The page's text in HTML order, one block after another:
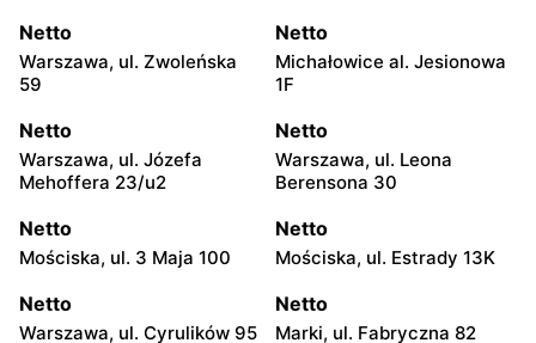
Netto
Warszawa, ul. Zwoleńska
59
Netto
Michałowice al. Jesionowa
1F
Netto
Warszawa, ul. Józefa
Mehoffera 23/u2
Netto
Warszawa, ul. Leona
Berensona 30
Netto
Mościska, ul. 3 Maja 100
Netto
Mościska, ul. Estrady 13K
Netto
Warszawa, ul. Cyrulików 95
Netto
Marki, ul. Fabryczna 82